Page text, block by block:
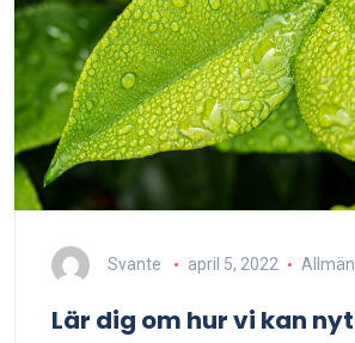
Svante april 5, 2022
Lär dig om hur vi kan